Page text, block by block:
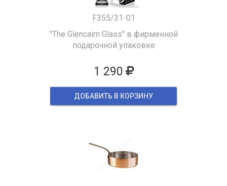
F355/31-01
"The Glencairn Glass" в фирменной
подарочной упаковке
1 290
ДОБАВИТЬ В КОРЗИНУ